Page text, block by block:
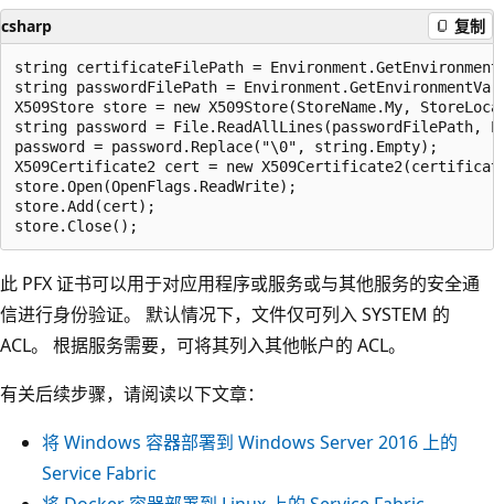
csharp 复制
string certificateFilePath =
string passwordFilePath =
X509Store store = new X509Store(StoreName.My,
string password =
password = password.Replace("\0", string.Empty);
X509Certificate2 cert = new
store.Open(OpenFlags.ReadWrite);
store.Add(cert);
此 PFX 证书可以用于对应用程序或服务或与其他服务的安全通
信进行身份验证。 默认情况下，文件仅可列入 SYSTEM 的
ACL。 根据服务需要，可将其列入其他帐户的 ACL。
有关后续步骤，请阅读以下文章：
将 Windows 容器部署到 Windows Server 2016 上的
Service Fabric